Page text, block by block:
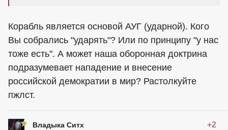
Корабль является основой АУГ (ударной). Кого
Вы собрались "ударять"? Или по принципу "у нас
тоже есть". А может наша оборонная доктрина
подразумевает нападение и внесение
российской демократии в мир? Растолкуйте
пжлст.
Владыка Ситх +2